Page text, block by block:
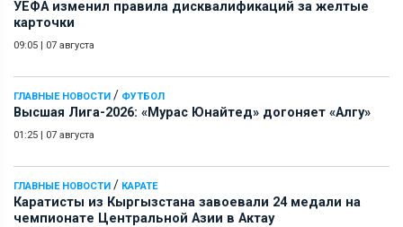
УЕФА изменил правила дисквалификаций за желтые
карточки
09:05 | 07 августа
ГЛАВНЫЕ НОВОСТИ / ФУТБОЛ
Высшая Лига-2026: «Мурас Юнайтед» догоняет «Алгу»
01:25 | 07 августа
ГЛАВНЫЕ НОВОСТИ / КАРАТЕ
Каратисты из Кыргызстана завоевали 24 медали на
чемпионате Центральной Азии в Актау